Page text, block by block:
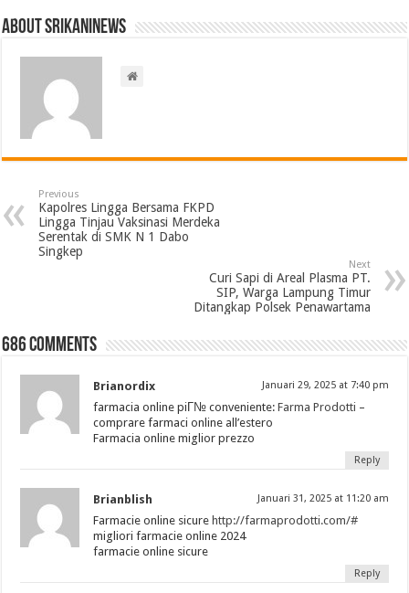
About srikaninews
Previous
Kapolres Lingga Bersama FKPD
Lingga Tinjau Vaksinasi Merdeka
Serentak di SMK N 1 Dabo
Singkep
Next
Curi Sapi di Areal Plasma PT.
SIP, Warga Lampung Timur
Ditangkap Polsek Penawartama
686 comments
Brianordix Januari 29, 2025 at 7:40 pm
farmacia online piГ№ conveniente:Farma Prodotti –
comprare farmaci online all’estero
Farmacia online miglior prezzo
Reply
Brianblish Januari 31, 2025 at 11:20 am
Farmacie online sicurehttp://farmaprodotti.com/#
migliori farmacie online 2024
farmacie online sicure
Reply